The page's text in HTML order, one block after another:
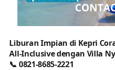
Liburan Impian di Kepri
All-Inclusive dengan Villa
📞 0821-8685-2221